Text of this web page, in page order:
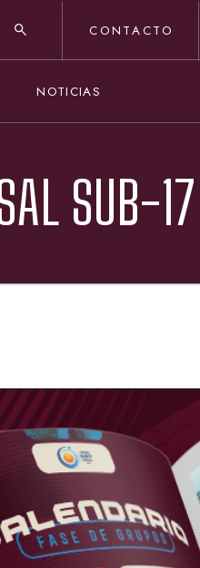
CONTACTO
NOTICIAS
SUB-17